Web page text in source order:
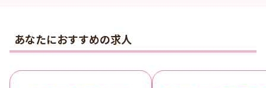
あなたにおすすめの求人